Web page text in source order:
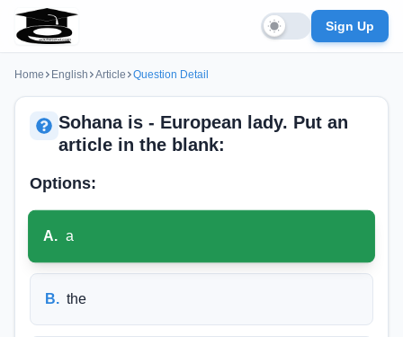
Sign Up
Home English Article Question Detail
Sohana is - European lady. Put an
article in the blank:
Options:
A. a
B. the